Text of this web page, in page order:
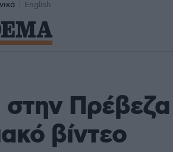
English
στην
βίντεο